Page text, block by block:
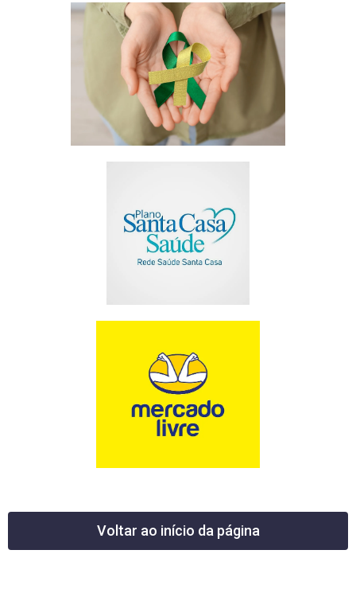
Voltar ao início da página